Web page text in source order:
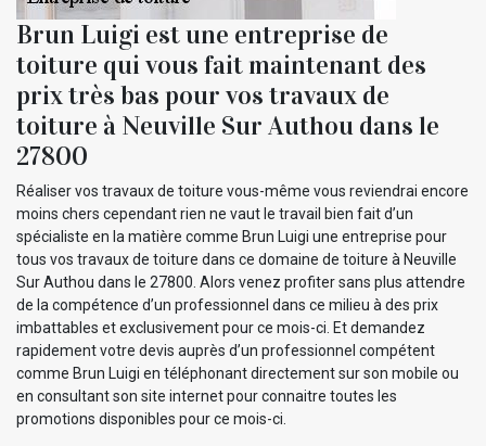
Brun Luigi est une entreprise de
toiture qui vous fait maintenant des
prix très bas pour vos travaux de
toiture à Neuville Sur Authou dans le
27800
Réaliser vos travaux de toiture vous-même vous reviendrai encore
moins chers cependant rien ne vaut le travail bien fait d’un
spécialiste en la matière comme Brun Luigi une entreprise pour
tous vos travaux de toiture dans ce domaine de toiture à Neuville
Sur Authou dans le 27800. Alors venez profiter sans plus attendre
de la compétence d’un professionnel dans ce milieu à des prix
imbattables et exclusivement pour ce mois-ci. Et demandez
rapidement votre devis auprès d’un professionnel compétent
comme Brun Luigi en téléphonant directement sur son mobile ou
en consultant son site internet pour connaitre toutes les
promotions disponibles pour ce mois-ci.